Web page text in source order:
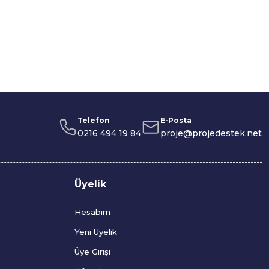
Telefon
0216 494 19 84
E-Posta
proje@projedestek.net
Üyelik
Hesabım
Yeni Üyelik
Üye Girişi